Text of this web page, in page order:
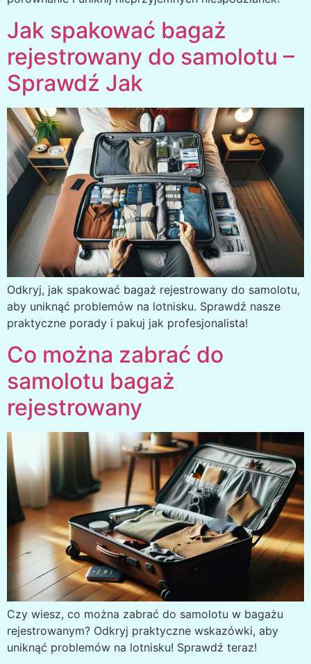
Jak spakować bagaż
rejestrowany do samolotu –
Sprawdź Jak
Odkryj, jak spakować bagaż rejestrowany do samolotu,
aby uniknąć problemów na lotnisku. Sprawdź nasze
praktyczne porady i pakuj jak profesjonalista!
Co można zabrać do
samolotu bagaż
rejestrowany
Czy wiesz, co można zabrać do samolotu w bagażu
rejestrowanym? Odkryj praktyczne wskazówki, aby
uniknąć problemów na lotnisku! Sprawdź teraz!